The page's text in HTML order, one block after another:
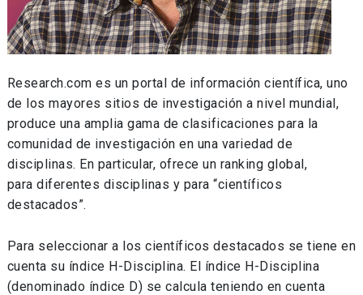
Research.com es un portal de información científica, uno
de los mayores sitios de investigación a nivel mundial,
produce una amplia gama de clasificaciones para la
comunidad de investigación en una variedad de
disciplinas. En particular, ofrece un ranking global,
para diferentes disciplinas y para “científicos
destacados”.
Para seleccionar a los científicos destacados se tiene en
cuenta su índice H-Disciplina. El índice H-Disciplina
(denominado índice D) se calcula teniendo en cuenta